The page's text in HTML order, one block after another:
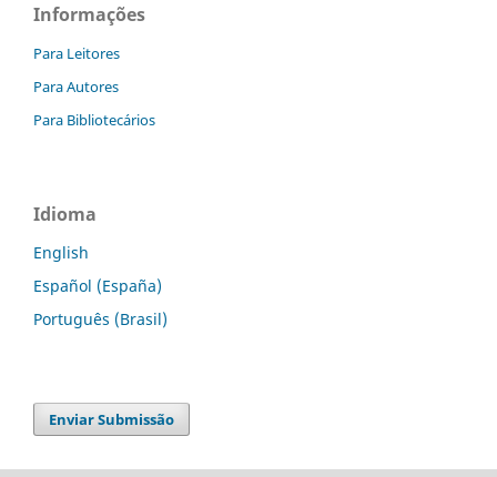
Informações
Para Leitores
Para Autores
Para Bibliotecários
Idioma
English
Español (España)
Português (Brasil)
Enviar Submissão